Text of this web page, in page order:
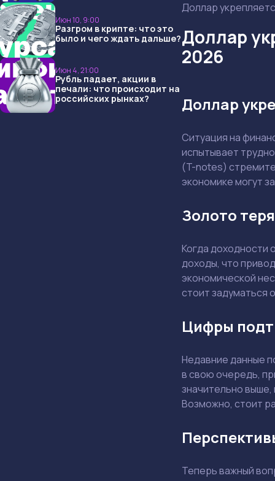
Июн 10, 9:00
Разгром в крипте: что это
было и чего ждать дальше?
Июн 4, 21:00
Рубль падает, акции в
печали: что происходит на
российских рынках?
Доллар
Доллар
2026
Доллар
Ситуация на
испытывает
(T-notes)
экономике могут
Золото
Когда доходности
доходы, что
экономической
стоит задуматься
Цифры
Недавние данные
в свою очередь,
значительно
Возможно, стоит
Теперь важный